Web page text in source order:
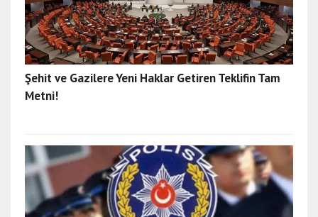
Şehit ve Gazilere Yeni Haklar Getiren Teklifin Tam
Metni!